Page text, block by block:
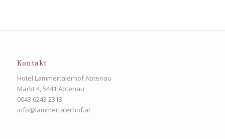
Kontakt
Hotel Lammertalerhof Abtenau
Markt 4, 5441 Abtenau
0043 6243 2313
info@lammertalerhof.at